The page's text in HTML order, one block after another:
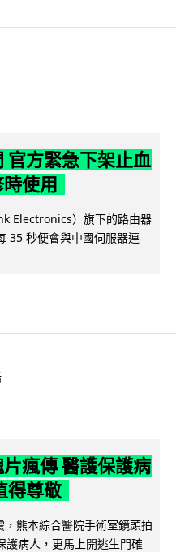
官方緊急下架止血
使用
Electronics）旗下的路由器
35 秒便會與中國伺服器連
瘋傳 醫護保護病
得尊敬
熊本綜合醫院手術室鏡頭拍
護病人，更馬上開逃生門確